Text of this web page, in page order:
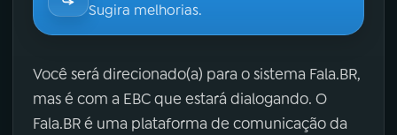
Sugira melhorias.
Você será direcionado(a) para o sistema Fala.BR,
mas é com a EBC que estará dialogando. O
Fala.BR é uma plataforma de comunicação da